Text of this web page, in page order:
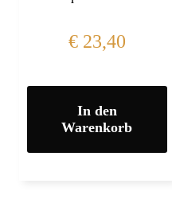
€23,40
In den
Warenkorb